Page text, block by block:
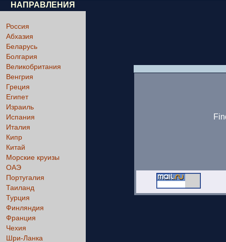
НАПРАВЛЕНИЯ
Россия
Абхазия
Беларусь
Болгария
Великобритания
Венгрия
Греция
Египет
Израиль
Испания
Италия
Кипр
Китай
Морские круизы
ОАЭ
Португалия
Таиланд
Турция
Финляндия
Франция
Чехия
Шри-Ланка